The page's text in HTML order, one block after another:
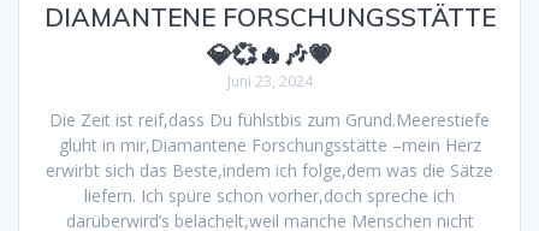
DIAMANTENE FORSCHUNGSSTÄTTE
💎💞🔥🎶💗
Juni 23, 2024
Die Zeit ist reif,dass Du fühlstbis zum Grund.Meerestiefe
glüht in mir,Diamantene Forschungsstätte –mein Herz
erwirbt sich das Beste,indem ich folge,dem was die Sätze
liefern. Ich spüre schon vorher,doch spreche ich
darüberwird’s belächelt,weil manche Menschen nicht